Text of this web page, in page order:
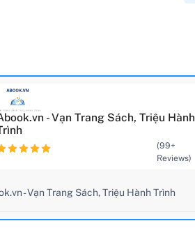
- Vạn Trang Sách, Triệu Hành
(99+
Reviews)
- Vạn Trang Sách, Triệu Hành Trình